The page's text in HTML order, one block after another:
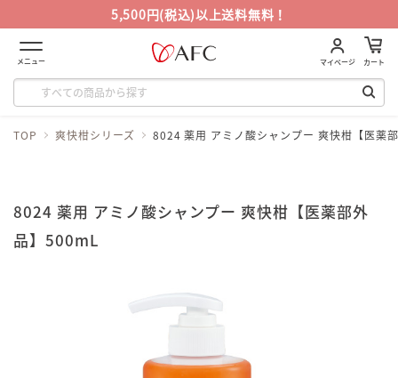
5,500円(税込)以上送料無料！
メニュー マイページ カート
TOP 爽快柑シリーズ 8024 薬用 アミノ酸シャンプー 爽快柑【医薬
8024 薬用 アミノ酸シャンプー 爽快柑【医薬部外
品】500mL